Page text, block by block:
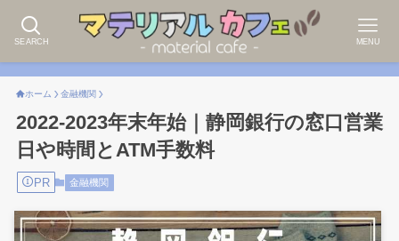
SEARCH MENU
ホーム 金融機関
2022-2023年末年始｜静岡銀行の窓口営業
日や時間とATM手数料
PR 金融機関